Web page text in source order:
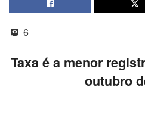
6
Taxa é a menor
outubro